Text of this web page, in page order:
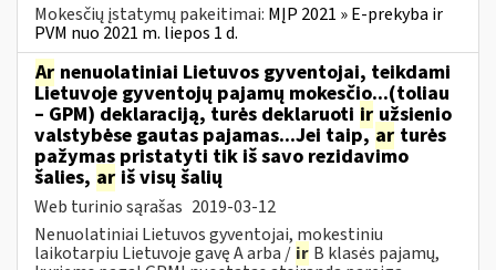
Mokesčių įstatymų pakeitimai: MĮP 2021 » E-prekyba ir
PVM nuo 2021 m. liepos 1 d.
Ar nenuolatiniai Lietuvos gyventojai, teikdami
Lietuvoje gyventojų pajamų mokesčio...(toliau
– GPM) deklaraciją, turės deklaruoti ir užsienio
valstybėse gautas pajamas...Jei taip,ar turės
pažymas pristatyti tik iš savo rezidavimo
šalies, ar iš visų šalių
Web turinio sąrašas 2019-03-12
Nenuolatiniai Lietuvos gyventojai, mokestiniu
laikotarpiu Lietuvoje gavę A arba / ir B klasės pajamų,